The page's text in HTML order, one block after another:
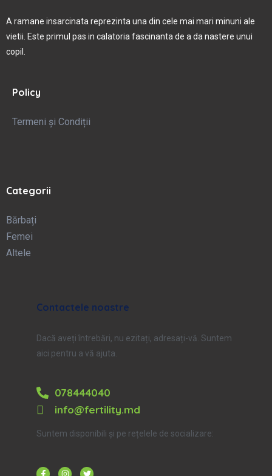
A ramane insarcinata reprezinta una din cele mai mari minuni ale
vietii. Este primul pas in calatoria fascinanta de a da nastere unui
copil.
Policy
Termeni și Condiții
Categorii
Bărbați
Femei
Altele
Contactele noastre
Dacă aveți întrebări, nu ezitați, adresați-vă. Suntem
aici pentru a vă ajuta.
078444040
info@fertility.md
Suntem disponibili și pe rețelele de socializare: